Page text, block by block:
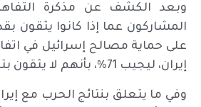
وبعد الكشف عن مذكرة
المشاركون عما إذا كانوا يثقون
على حماية مصالح إسرائيل في
إيران، ليجيب 71%، بأنهم لا يثقون بترامب.
وفي ما يتعلق بنتائج الحرب مع